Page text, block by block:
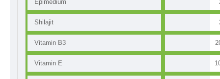
Epimedium
Shilajit
Vitamin B3
Vitamin E